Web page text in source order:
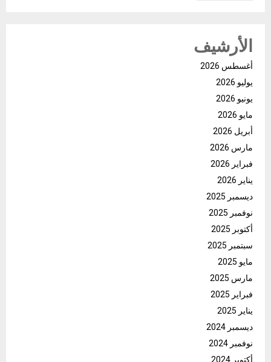
الأرشيف
أغسطس 2026
يوليو 2026
يونيو 2026
مايو 2026
أبريل 2026
مارس 2026
فبراير 2026
يناير 2026
ديسمبر 2025
نوفمبر 2025
أكتوبر 2025
سبتمبر 2025
مايو 2025
مارس 2025
فبراير 2025
يناير 2025
ديسمبر 2024
نوفمبر 2024
أكتوبر 2024